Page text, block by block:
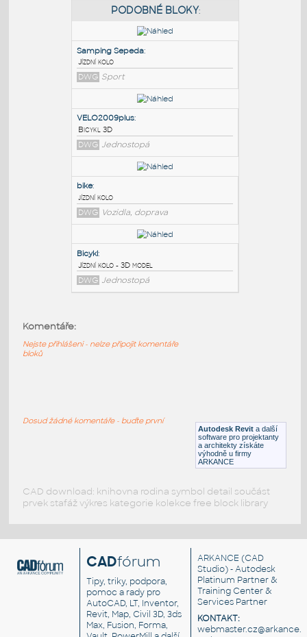
PODOBNÉ BLOKY
Samping Sepeda:
Jízdní kolo
DWG
VELO2009plus:
Bicykl 3D
DWG Jednostopá
Jízdní kolo - 3D model
Autodesk Revit a další
software pro projektanty
a architekty získáte
výhodně u firmy
ARKANCE
Komentáře:
Nejste přihlášeni - nelze připojit komentáře
bloků
Dosud žádné komentáře - buďte první
CAD download: knihovna rodina symbol detail součást
prvek stafáž výkres kategorie kolekce free block library
CADfórum
Tipy, triky, podpora,
pomoc a rady pro
AutoCAD, LT, Inventor,
Revit, Map, Civil 3D, 3ds
Max, Fusion, Forma,
ARKANCE (CAD
Studio) - Autodesk
Platinum Partner &
Training Center &
Services Partner
KONTAKT: